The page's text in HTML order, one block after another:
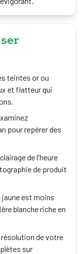
teintes or ou
et flatteur qui
pour repérer des
de l'heure
de produit
est moins
blanche riche en
de votre
sur